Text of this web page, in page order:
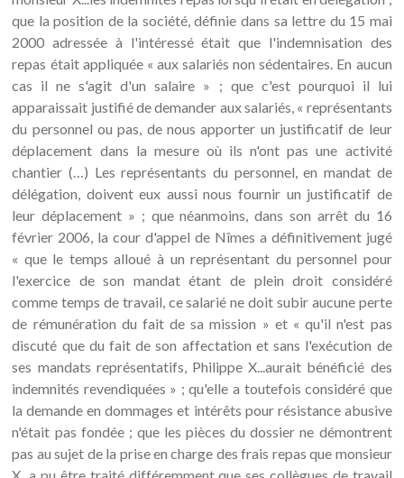
que la position de la société, définie dans sa lettre du 15 mai
2000 adressée à l'intéressé était que l'indemnisation des
repas était appliquée « aux salariés non sédentaires. En aucun
cas il ne s'agit d'un salaire » ; que c'est pourquoi il lui
apparaissait justifié de demander aux salariés, « représentants
du personnel ou pas, de nous apporter un justificatif de leur
déplacement dans la mesure où ils n'ont pas une activité
chantier (…) Les représentants du personnel, en mandat de
délégation, doivent eux aussi nous fournir un justificatif de
leur déplacement » ; que néanmoins, dans son arrêt du 16
février 2006, la cour d'appel de Nîmes a définitivement jugé
« que le temps alloué à un représentant du personnel pour
l'exercice de son mandat étant de plein droit considéré
comme temps de travail, ce salarié ne doit subir aucune perte
de rémunération du fait de sa mission » et « qu'il n'est pas
discuté que du fait de son affectation et sans l'exécution de
ses mandats représentatifs, Philippe X...aurait bénéficié des
indemnités revendiquées » ; qu'elle a toutefois considéré que
la demande en dommages et intérêts pour résistance abusive
n'était pas fondée ; que les pièces du dossier ne démontrent
pas au sujet de la prise en charge des frais repas que monsieur